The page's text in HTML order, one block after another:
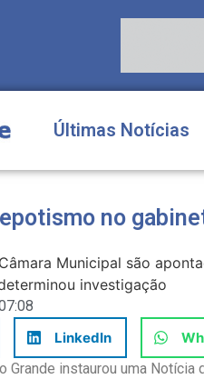
Últimas Notícias
no
Municipal são
investigação
LinkedIn
instaurou uma Notícia